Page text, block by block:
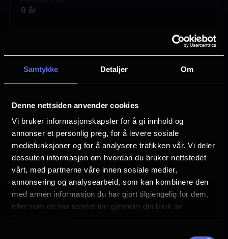
Samtykke Detaljer Om
Denne nettsiden anvender cookies
Vi bruker informasjonskapsler for å gi innhold og
annonser et personlig preg, for å levere sosiale
mediefunksjoner og for å analysere trafikken vår. Vi deler
dessuten informasjon om hvordan du bruker nettstedet
vårt, med partnerne våre innen sosiale medier,
annonsering og analysearbeid, som kan kombinere den
med annen informasjon du har gjort tilgjengelig for dem,
eller som de har samlet inn gjennom din bruk av
9 år
Lengde
2 timer 48 min
Sjanger
Alternativt Innhold
Distributør
Felles registrering for annet enn film (QLT)
Se mer
løs i byen under en falsk identitet.
lignende fasade. I håp om å imponere to
egnede damer, finner mennene seg fanget
i et nett av løgner de må navigere forsiktig
gjennom.
Max Webster (Life of Pi) regisserer denne
morsomme historien om identitet,
forfalskning og romantikk, filmet live fra
National Theatre i London.